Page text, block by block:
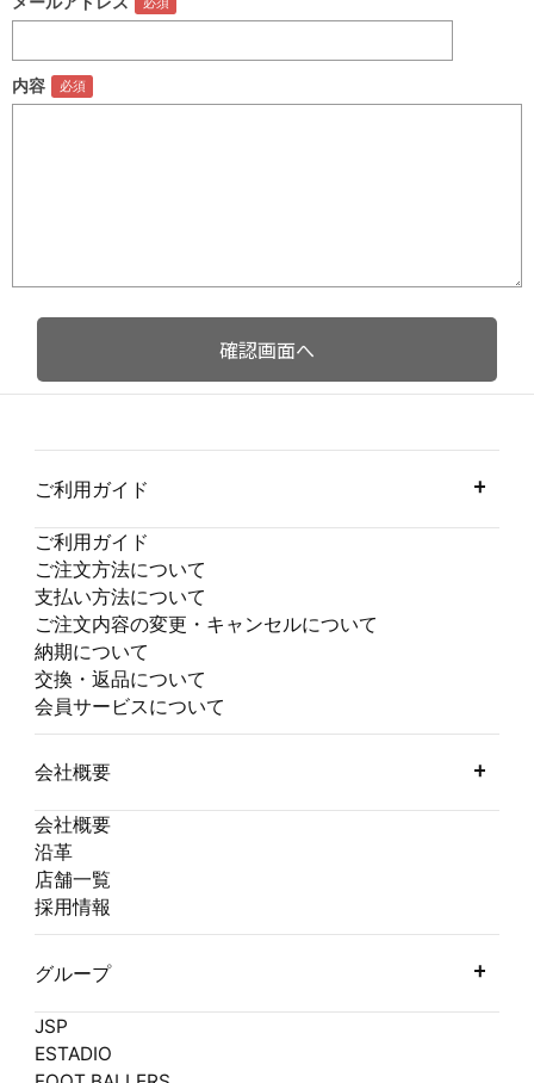
内容
ご利用ガイド
ご利用ガイド
ご注文方法について
支払い方法について
ご注文内容の変更・キャンセルについて
納期について
交換・返品について
会員サービスについて
会社概要
会社概要
沿革
店舗一覧
採用情報
グループ
JSP
ESTADIO